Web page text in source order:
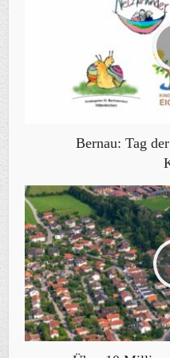
Bernau: Tag